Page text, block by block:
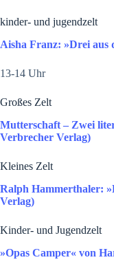
kinder- und jugendzelt
Aisha Franz: »Drei
13-14 Uhr
Großes Zelt
Mutterschaft ­­­­– Zwei
Verbrecher Verlag)
Kleines Zelt
Ralph Hammerthaler:
Verlag)
Kinder- und Jugendzelt
»Opas Camper« von